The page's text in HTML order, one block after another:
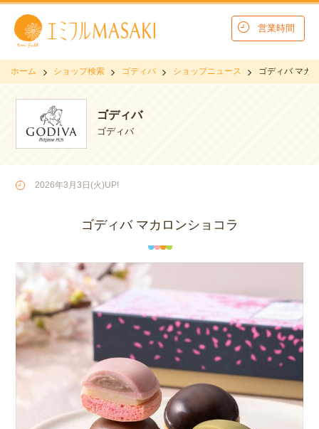
営業時間
ホーム ショップ検索 ゴディバ ショップニュース ゴディバ マカ
ゴディバ
ゴディバ
2026年3月3日(火)UP!
ゴディバ マカロンショコラ